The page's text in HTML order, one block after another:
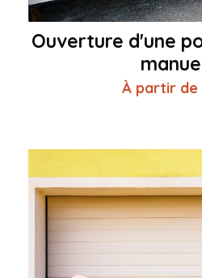
Ouverture d'une
À partir de